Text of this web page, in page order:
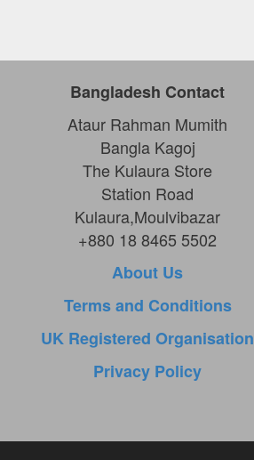
Bangladesh Contact
Ataur Rahman Mumith
Bangla Kagoj
The Kulaura Store
Station Road
Kulaura,Moulvibazar
+880 18 8465 5502
About Us
Terms and Conditions
UK Registered Organisation
Privacy Policy